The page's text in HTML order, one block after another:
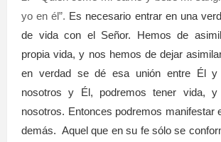
yo en él”. Es necesario entrar en una
de vida con el Señor. Hemos de
propia vida, y nos hemos de dejar
en verdad se dé esa unión entre Él y
nosotros y Él, podremos tener vida,
nosotros. Entonces podremos manifestar
demás. Aquel que en su fe sólo se